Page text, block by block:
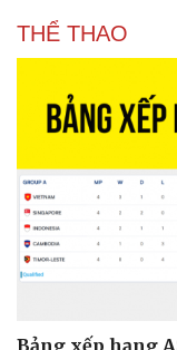
THỂ THAO
Bảng xếp hạng